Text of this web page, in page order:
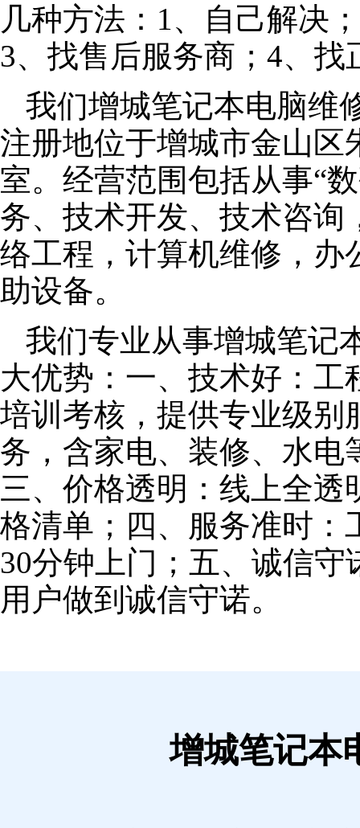
几种方法：1、自己解决
3、找售后服务商；4、找
我们增城笔记本电脑维
注册地位于增城市金山区
室。经营范围包括从事“
务、技术开发、技术咨询
络工程，计算机维修，办
助设备。
我们专业从事增城笔记
大优势：一、技术好：
培训考核，提供专业级别
务，含家电、装修、水电
三、价格透明：线上全
格清单；四、服务准时：
30分钟上门；五、诚信
用户做到诚信守诺。
增城笔记本